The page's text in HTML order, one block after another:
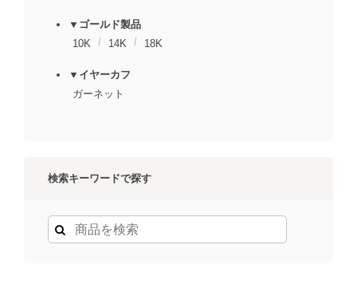
▼ゴールド製品
10K
14K 18K
▼イヤーカフ
ガーネット
検索キーワードで探す